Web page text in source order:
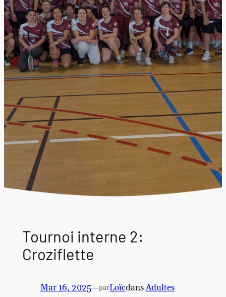
Tournoi interne 2:
Croziflette
Mar 16, 2025—parLoïcdansAdultes